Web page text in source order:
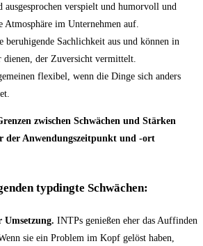
ausgesprochen verspielt und humorvoll und
Atmosphäre im Unternehmen auf.
beruhigende Sachlichkeit aus und können in
der Zuversicht vermittelt.
flexibel, wenn die Dinge sich anders
zwischen Schwächen und Stärken
der Anwendungszeitpunkt und -ort
typdingte Schwächen:
Umsetzung. INTPs genießen eher das Auffinden
sie ein Problem im Kopf gelöst haben,